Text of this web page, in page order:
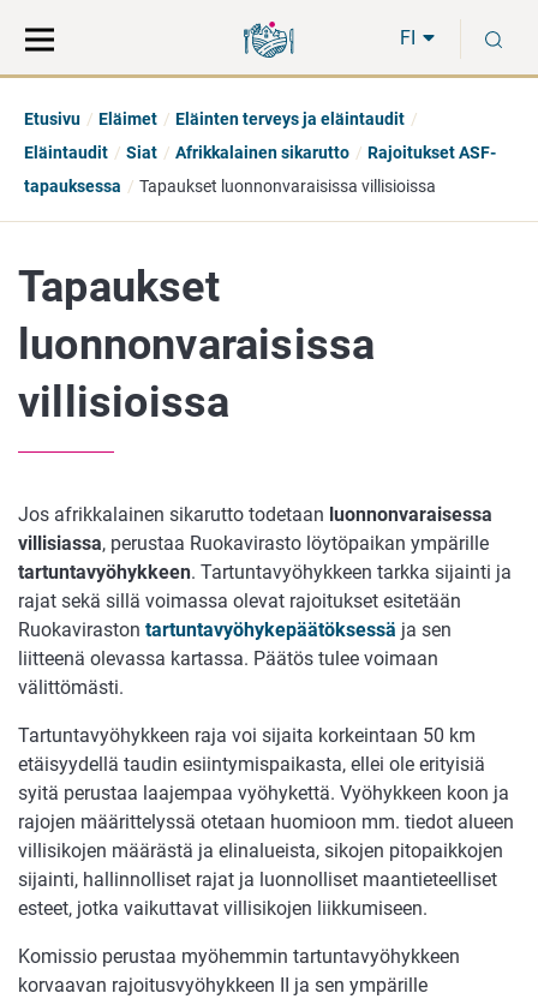
suoraan
sisältöön
koko
sivuston
FI
Etusivu Eläimet
Eläinten terveys ja eläintaudit
Eläintaudit
Siat Afrikkalainen sikarutto
Rajoitukset ASF-
tapauksessa
Tapaukset luonnonvaraisissa villisioissa
Tapaukset
luonnonvaraisissa
villisioissa
Jos afrikkalainen sikarutto todetaan luonnonvaraisessa
villisiassa, perustaa Ruokavirasto löytöpaikan ympärille
tartuntavyöhykkeen. Tartuntavyöhykkeen tarkka sijainti ja
rajat sekä sillä voimassa olevat rajoitukset esitetään
Ruokaviraston tartuntavyöhykepäätöksessä ja sen
liitteenä olevassa kartassa. Päätös tulee voimaan
välittömästi.
Tartuntavyöhykkeen raja voi sijaita korkeintaan 50 km
etäisyydellä taudin esiintymispaikasta, ellei ole erityisiä
syitä perustaa laajempaa vyöhykettä. Vyöhykkeen koon ja
rajojen määrittelyssä otetaan huomioon mm. tiedot alueen
villisikojen määrästä ja elinalueista, sikojen pitopaikkojen
sijainti, hallinnolliset rajat ja luonnolliset maantieteelliset
esteet, jotka vaikuttavat villisikojen liikkumiseen.
Komissio perustaa myöhemmin tartuntavyöhykkeen
korvaavan rajoitusvyöhykkeen II ja sen ympärille